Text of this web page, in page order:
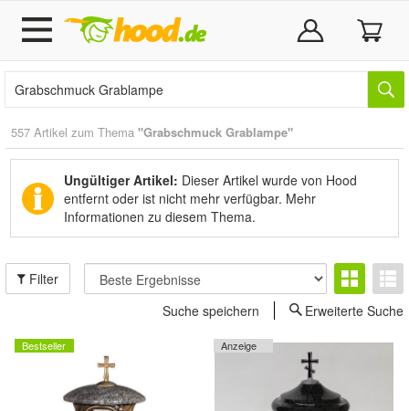
557 Artikel zum Thema "Grabschmuck Grablampe"
Ungültiger Artikel: Dieser Artikel wurde von Hood
entfernt oder ist nicht mehr verfügbar. Mehr
Informationen zu diesem Thema.
Filter
Suche speichern
Erweiterte Suche
Bestseller Anzeige